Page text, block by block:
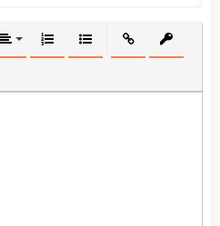
ВЫРАВНИВАНИЕ
НУМЕРОВАННЫЙ СПИСОК
МАРКИРОВАННЫЙ
ВСТАВИТЬ
ТЕКСТА
СПОЙЛЕРА